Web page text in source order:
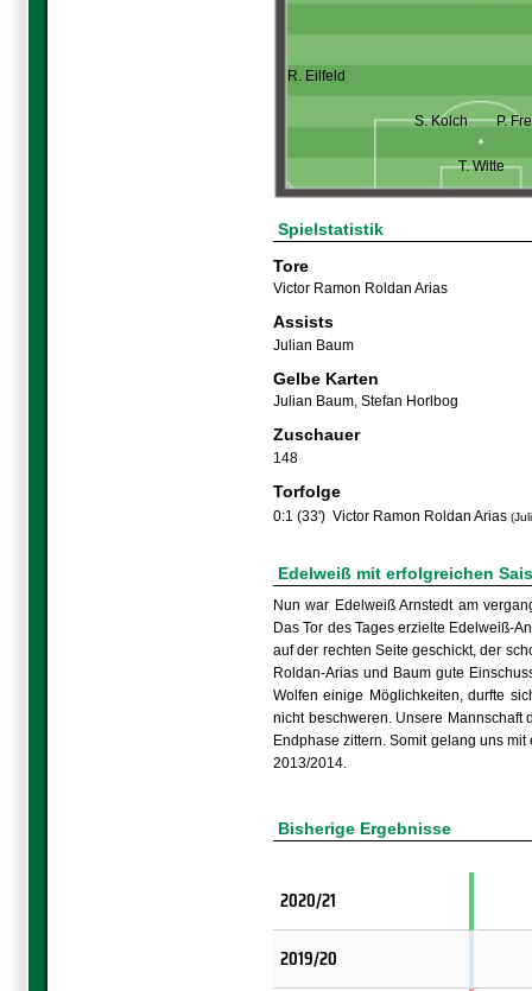
R. Eilfeld
S. Kolch P.
T. Witte
Spielstatistik
Tore
Victor Ramon Roldan Arias
Assists
Julian Baum
Gelbe Karten
Julian Baum, Stefan Horlbog
Zuschauer
148
Torfolge
0:1 (33') Victor Ramon Roldan Arias
Edelweiß mit erfolgreichen
Nun war Edelweiß Arnstedt am
Das Tor des Tages erzielte Edelweiß-
auf der rechten Seite geschickt, der
Roldan-Arias und Baum gute
Wolfen einige Möglichkeiten, durfte
nicht beschweren. Unsere Mannschaft
Endphase zittern. Somit gelang uns
2013/2014.
Bisherige Ergebnisse
2020/21
2019/20